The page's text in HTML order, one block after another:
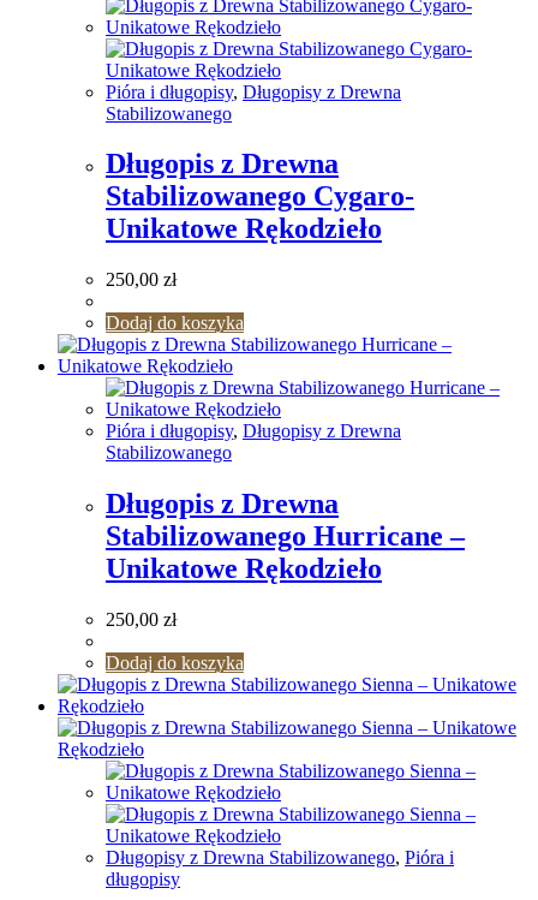
Pióra i długopisy, Długopisy z Drewna
Stabilizowanego
Długopis z Drewna
Stabilizowanego Cygaro-
Unikatowe Rękodzieło
250,00 zł
Dodaj do koszyka
Pióra i długopisy, Długopisy z Drewna
Stabilizowanego
Długopis z Drewna
Stabilizowanego Hurricane –
Unikatowe Rękodzieło
250,00 zł
Dodaj do koszyka
Długopisy z Drewna Stabilizowanego, Pióra i
długopisy